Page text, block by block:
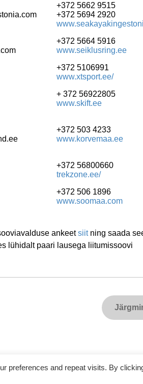
+372 5662 9515
+372 5694 2920
+372 5664 5916
www.seiklusring.ee
+372 5106991
www.xtsport.ee/
+ 372 56922805
www.skift.ee
+372 503 4233
www.korvemaa.ee
+372 56800660
trekzone.ee/
+372 506 1896
www.soomaa.com
ankeetsiitning saada
lühidalt paari lausega liitumissoovi
preferences and repeat visits. By